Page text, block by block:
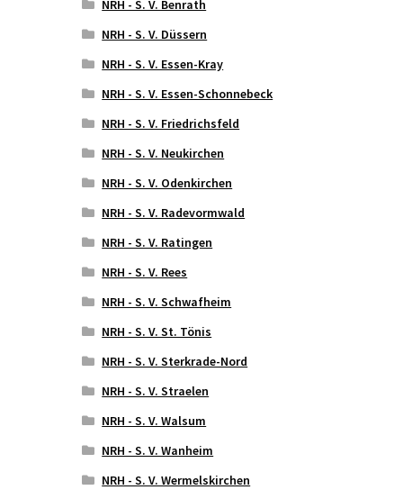
NRH - S. V. Benrath
NRH - S. V. Düssern
NRH - S. V. Essen-Kray
NRH - S. V. Essen-Schonnebeck
NRH - S. V. Friedrichsfeld
NRH - S. V. Neukirchen
NRH - S. V. Odenkirchen
NRH - S. V. Radevormwald
NRH - S. V. Ratingen
NRH - S. V. Rees
NRH - S. V. Schwafheim
NRH - S. V. St. Tönis
NRH - S. V. Sterkrade-Nord
NRH - S. V. Straelen
NRH - S. V. Walsum
NRH - S. V. Wanheim
NRH - S. V. Wermelskirchen